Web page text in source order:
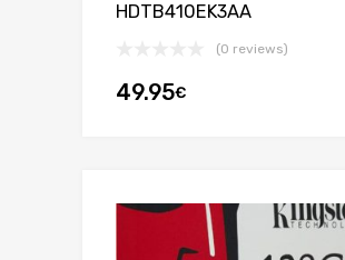
HDTB410EK3AA
(0 reviews)
49.95€